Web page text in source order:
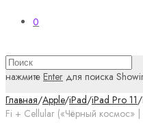
0
нажмите Enter для поиска
Главная/Apple/iPad/iPad Pro 11/
Fi + Cellular («Чёрный космос»